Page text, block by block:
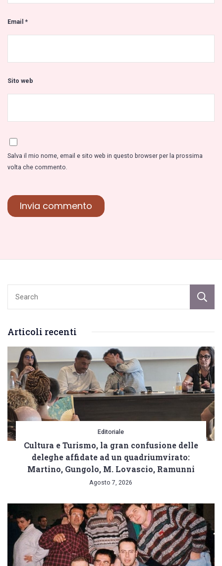
Email*
Sito web
Salva il mio nome, email e sito web in questo browser per la prossima
volta che commento.
Articoli recenti
Editoriale
Cultura e Turismo, la gran confusione delle
deleghe affidate ad un quadriumvirato:
Martino, Gungolo, M. Lovascio, Ramunni
Agosto 7, 2026